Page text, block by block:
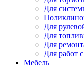
Для
Для
Для
Для
Для работ
Мебель